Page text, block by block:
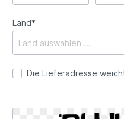
Land*
Die Lieferadresse